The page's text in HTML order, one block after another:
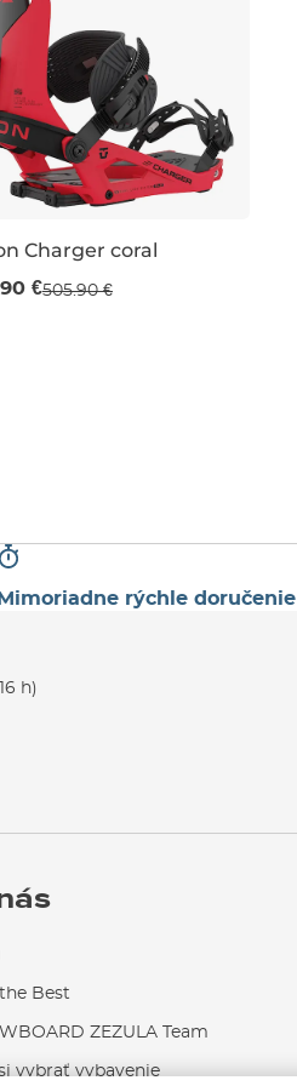
-40 %
Charger coral
€505.90 €
Mimoriadne rýchle doručenie
h)
Best
ZEZULA Team
vybrať vybavenie